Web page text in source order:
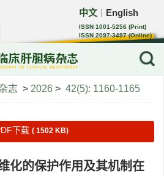
中文 English
ISSN 1001-5256 (Print)
ISSN 2097-3497 (Online)
CN 22-1108/R
志 > 2026 > 42(5): 1160-1165
下载 ( 1502 KB)
化的保护作用及其机制在